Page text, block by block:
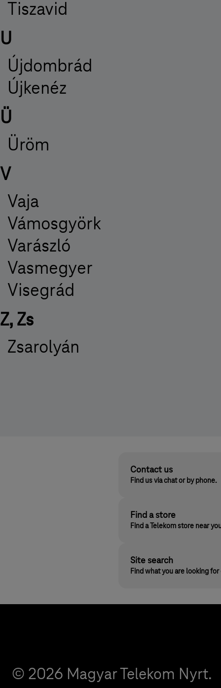
Tiszavid
U
Újdombrád
Újkenéz
Ü
Üröm
V
Vaja
Vámosgyörk
Varászló
Vasmegyer
Visegrád
Z, Zs
Zsarolyán
Contact us
Find us via chat or by phone.
Find a store
Find a Telekom store near
Site search
Find what you are looking
© 2026 Magyar Telekom Nyrt.